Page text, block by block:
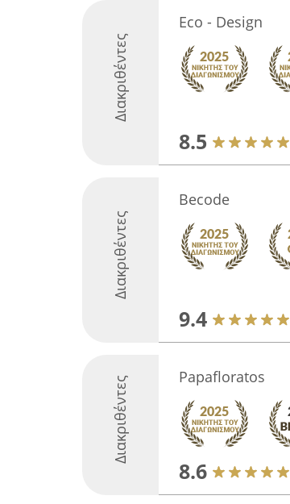
Διακριθέντες
Eco - Design
8.5
Διακριθέντες
Becode
9.4
Διακριθέντες Papafloratos
8.6